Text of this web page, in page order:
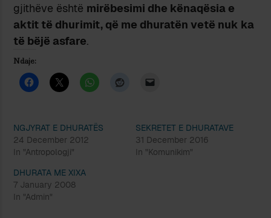
gjithëve është mirëbesimi dhe kënaqësia e
aktit të dhurimit, që me dhuratën vetë nuk ka
të bëjë asfare.
Ndaje:
NGJYRAT E DHURATËS
24 December 2012
In "Antropologji"
SEKRETET E DHURATAVE
31 December 2016
In "Komunikim"
DHURATA ME XIXA
7 January 2008
In "Admin"